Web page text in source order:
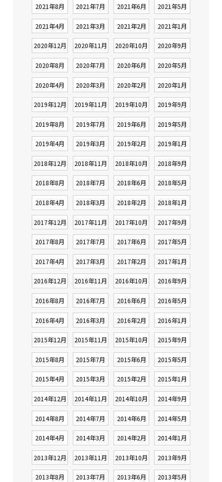
2021年8月 2021年7月 2021年6月 2021年5月
2021年4月 2021年3月 2021年2月 2021年1月
2020年12月 2020年11月 2020年10月 2020年9月
2020年8月 2020年7月 2020年6月 2020年5月
2020年4月 2020年3月 2020年2月 2020年1月
2019年12月 2019年11月 2019年10月 2019年9月
2019年8月 2019年7月 2019年6月 2019年5月
2019年4月 2019年3月 2019年2月 2019年1月
2018年12月 2018年11月 2018年10月 2018年9月
2018年8月 2018年7月 2018年6月 2018年5月
2018年4月 2018年3月 2018年2月 2018年1月
2017年12月 2017年11月 2017年10月 2017年9月
2017年8月 2017年7月 2017年6月 2017年5月
2017年4月 2017年3月 2017年2月 2017年1月
2016年12月 2016年11月 2016年10月 2016年9月
2016年8月 2016年7月 2016年6月 2016年5月
2016年4月 2016年3月 2016年2月 2016年1月
2015年12月 2015年11月 2015年10月 2015年9月
2015年8月 2015年7月 2015年6月 2015年5月
2015年4月 2015年3月 2015年2月 2015年1月
2014年12月 2014年11月 2014年10月 2014年9月
2014年8月 2014年7月 2014年6月 2014年5月
2014年4月 2014年3月 2014年2月 2014年1月
2013年12月 2013年11月 2013年10月 2013年9月
2013年8月 2013年7月 2013年6月 2013年5月